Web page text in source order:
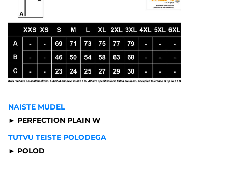
NAISTE MUDEL
► PERFECTION PLAIN W
TUTVU TEISTE POLODEGA
► POLOD